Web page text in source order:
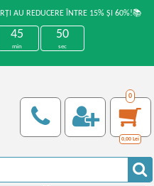
AU REDUCERE ÎNTRE 15% ȘI 60%!📚
45
min
50
sec
0
0,00 Lei